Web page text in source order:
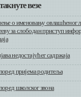
везе
о именовању овлашћеног
за слободан приступ
недостајућег садржаја
пријема родитеља
школског звона